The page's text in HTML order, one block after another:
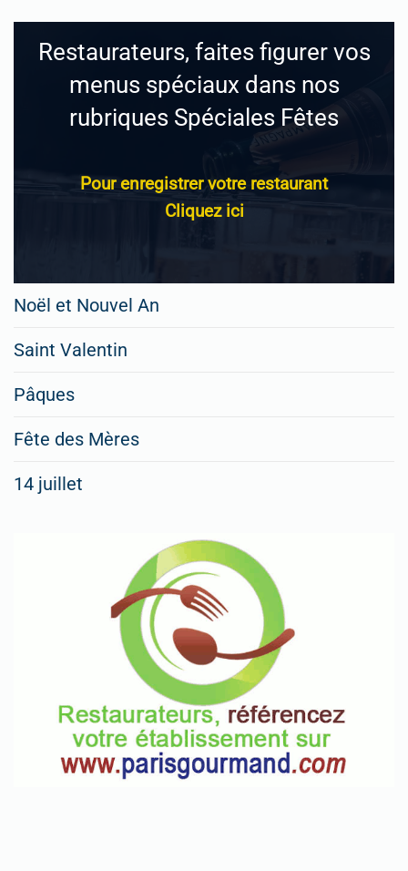
Restaurateurs, faites figurer vos
menus spéciaux dans nos
rubriques Spéciales Fêtes
Pour enregistrer votre restaurant
Cliquez ici
Noël et Nouvel An
Saint Valentin
Pâques
Fête des Mères
14 juillet